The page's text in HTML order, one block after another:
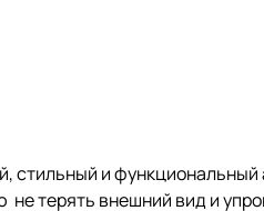
и
терять внешний вид и